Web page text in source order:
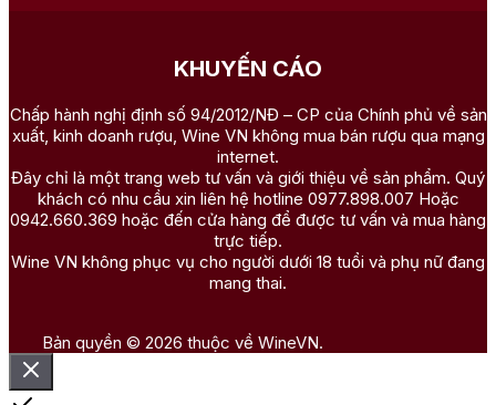
KHUYẾN CÁO
Chấp hành nghị định số 94/2012/NĐ – CP của Chính phủ về sản
xuất, kinh doanh rượu, Wine VN không mua bán rượu qua mạng
internet.
Đây chỉ là một trang web tư vấn và giới thiệu về sản phẩm. Quý
khách có nhu cầu xin liên hệ hotline 0977.898.007 Hoặc
0942.660.369 hoặc đến cửa hàng để được tư vấn và mua hàng
trực tiếp.
Wine VN không phục vụ cho người dưới 18 tuổi và phụ nữ đang
mang thai.
Bản quyền © 2026 thuộc về WineVN.